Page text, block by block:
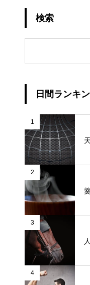
検索
日間ランキ
1
2
3
4